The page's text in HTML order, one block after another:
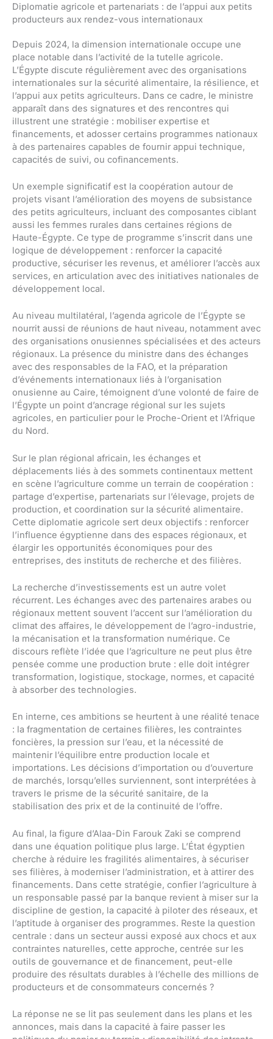
Diplomatie agricole et partenariats : de l’appui aux petits
producteurs aux rendez-vous internationaux
Depuis 2024, la dimension internationale occupe une
place notable dans l’activité de la tutelle agricole.
L’Égypte discute régulièrement avec des organisations
internationales sur la sécurité alimentaire, la résilience, et
l’appui aux petits agriculteurs. Dans ce cadre, le ministre
apparaît dans des signatures et des rencontres qui
illustrent une stratégie : mobiliser expertise et
financements, et adosser certains programmes nationaux
à des partenaires capables de fournir appui technique,
capacités de suivi, ou cofinancements.
Un exemple significatif est la coopération autour de
projets visant l’amélioration des moyens de subsistance
des petits agriculteurs, incluant des composantes ciblant
aussi les femmes rurales dans certaines régions de
Haute-Égypte. Ce type de programme s’inscrit dans une
logique de développement : renforcer la capacité
productive, sécuriser les revenus, et améliorer l’accès aux
services, en articulation avec des initiatives nationales de
développement local.
Au niveau multilatéral, l’agenda agricole de l’Égypte se
nourrit aussi de réunions de haut niveau, notamment avec
des organisations onusiennes spécialisées et des acteurs
régionaux. La présence du ministre dans des échanges
avec des responsables de la FAO, et la préparation
d’événements internationaux liés à l’organisation
onusienne au Caire, témoignent d’une volonté de faire de
l’Égypte un point d’ancrage régional sur les sujets
agricoles, en particulier pour le Proche-Orient et l’Afrique
du Nord.
Sur le plan régional africain, les échanges et
déplacements liés à des sommets continentaux mettent
en scène l’agriculture comme un terrain de coopération :
partage d’expertise, partenariats sur l’élevage, projets de
production, et coordination sur la sécurité alimentaire.
Cette diplomatie agricole sert deux objectifs : renforcer
l’influence égyptienne dans des espaces régionaux, et
élargir les opportunités économiques pour des
entreprises, des instituts de recherche et des filières.
La recherche d’investissements est un autre volet
récurrent. Les échanges avec des partenaires arabes ou
régionaux mettent souvent l’accent sur l’amélioration du
climat des affaires, le développement de l’agro-industrie,
la mécanisation et la transformation numérique. Ce
discours reflète l’idée que l’agriculture ne peut plus être
pensée comme une production brute : elle doit intégrer
transformation, logistique, stockage, normes, et capacité
à absorber des technologies.
En interne, ces ambitions se heurtent à une réalité tenace
: la fragmentation de certaines filières, les contraintes
foncières, la pression sur l’eau, et la nécessité de
maintenir l’équilibre entre production locale et
importations. Les décisions d’importation ou d’ouverture
de marchés, lorsqu’elles surviennent, sont interprétées à
travers le prisme de la sécurité sanitaire, de la
stabilisation des prix et de la continuité de l’offre.
Au final, la figure d’Alaa-Din Farouk Zaki se comprend
dans une équation politique plus large. L’État égyptien
cherche à réduire les fragilités alimentaires, à sécuriser
ses filières, à moderniser l’administration, et à attirer des
financements. Dans cette stratégie, confier l’agriculture à
un responsable passé par la banque revient à miser sur la
discipline de gestion, la capacité à piloter des réseaux, et
l’aptitude à organiser des programmes. Reste la question
centrale : dans un secteur aussi exposé aux chocs et aux
contraintes naturelles, cette approche, centrée sur les
outils de gouvernance et de financement, peut-elle
produire des résultats durables à l’échelle des millions de
producteurs et de consommateurs concernés ?
La réponse ne se lit pas seulement dans les plans et les
annonces, mais dans la capacité à faire passer les